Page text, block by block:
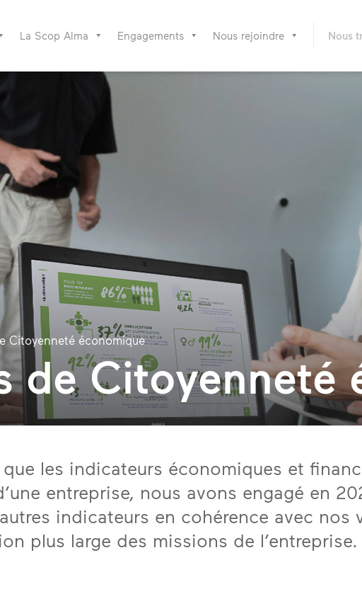
La Scop Alma Engagements Nous rejoindre Nous
Citoyenneté économique
de Citoyenneté
les indicateurs économiques et
entreprise, nous avons engagé en
indicateurs en cohérence avec
plus large des missions de l’entreprise.